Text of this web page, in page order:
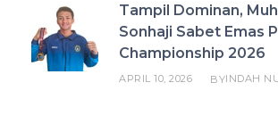
Tampil Dominan,
Sonhaji Sabet Emas
Championship 2026
APRIL 10, 2026 BYINDAH